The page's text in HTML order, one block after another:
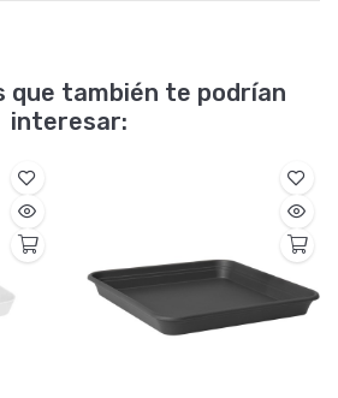
que también te podrían
interesar: